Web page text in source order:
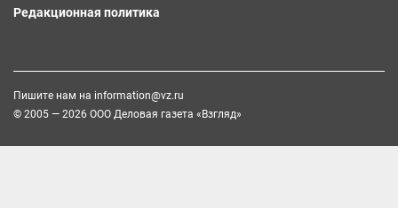
Редакционная политика
Пишите нам на information@vz.ru
© 2005 — 2026 ООО Деловая газета «Взгляд»